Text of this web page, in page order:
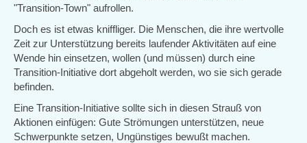
"Transition-Town" aufrollen.
Doch es ist etwas kniffliger. Die Menschen, die ihre wertvolle
Zeit zur Unterstützung bereits laufender Aktivitäten auf eine
Wende hin einsetzen, wollen (und müssen) durch eine
Transition-Initiative dort abgeholt werden, wo sie sich gerade
befinden.
Eine Transition-Initiative sollte sich in diesen Strauß von
Aktionen einfügen: Gute Strömungen unterstützen, neue
Schwerpunkte setzen, Ungünstiges bewußt machen.